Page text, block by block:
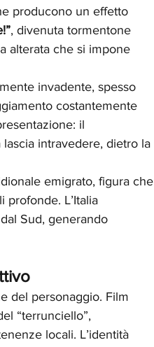
producono un effetto
, divenuta tormentone
alterata che si impone
invadente, spesso
costantemente
il
intravedere, dietro la
emigrato, figura che
L’Italia
Sud, generando
del personaggio. Film
“terrunciello”,
locali. L’identità